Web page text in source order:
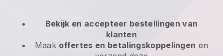
Bekijk en accepteer bestellingen van
klanten
Maak offertes en betalingskoppelingen en